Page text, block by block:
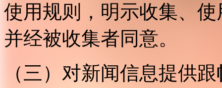
使用规则，明示收集、
并经被收集者同意。
（三）对新闻信息提供